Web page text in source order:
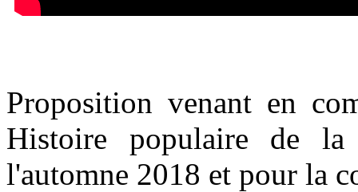
Proposition venant en
Histoire populaire de
l'automne 2018 et pour la